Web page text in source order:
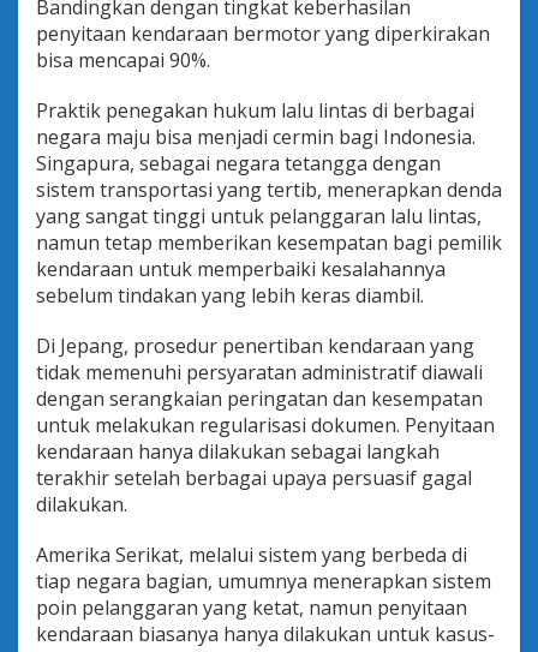
Bandingkan dengan tingkat keberhasilan
penyitaan kendaraan bermotor yang diperkirakan
bisa mencapai 90%.
Praktik penegakan hukum lalu lintas di berbagai
negara maju bisa menjadi cermin bagi Indonesia.
Singapura, sebagai negara tetangga dengan
sistem transportasi yang tertib, menerapkan denda
yang sangat tinggi untuk pelanggaran lalu lintas,
namun tetap memberikan kesempatan bagi pemilik
kendaraan untuk memperbaiki kesalahannya
sebelum tindakan yang lebih keras diambil.
Di Jepang, prosedur penertiban kendaraan yang
tidak memenuhi persyaratan administratif diawali
dengan serangkaian peringatan dan kesempatan
untuk melakukan regularisasi dokumen. Penyitaan
kendaraan hanya dilakukan sebagai langkah
terakhir setelah berbagai upaya persuasif gagal
dilakukan.
Amerika Serikat, melalui sistem yang berbeda di
tiap negara bagian, umumnya menerapkan sistem
poin pelanggaran yang ketat, namun penyitaan
kendaraan biasanya hanya dilakukan untuk kasus-